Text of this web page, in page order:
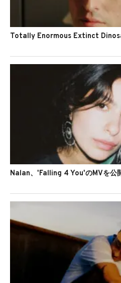
Totally Enormous Extinct
Nalan、'Falling 4 You'のMVを公